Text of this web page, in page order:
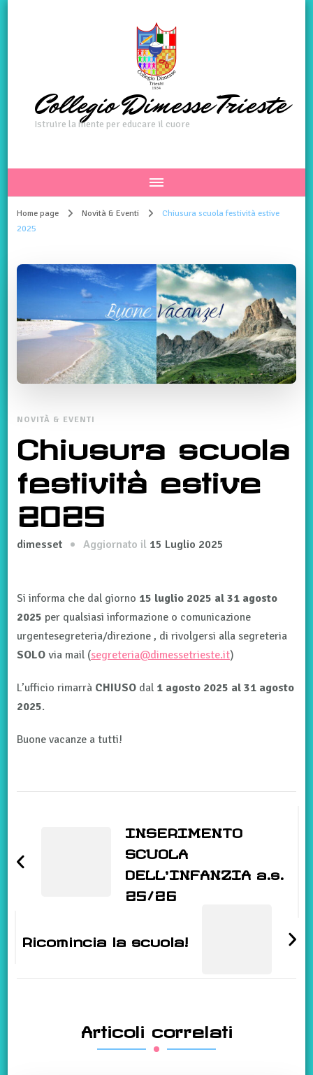
Collegio Dimesse Trieste
Istruire la mente per educare il cuore
Home page Novità & Eventi
Chiusura scuola festività estive
2025
NOVITÀ & EVENTI
Chiusura scuola
festività estive
2025
dimesset Aggiornato il 15 Luglio 2025
Si informa che dal giorno 15 luglio 2025 al 31 agosto
2025 per qualsiasi informazione o comunicazione
urgentesegreteria/direzione , di rivolgersi alla segreteria
SOLOvia mail (segreteria@dimessetrieste.it)
L’ufficio rimarrà CHIUSO dal 1 agosto 2025 al 31 agosto
2025.
Buone vacanze a tutti!
INSERIMENTO
SCUOLA
DELL’INFANZIA a.s.
25/26
Ricomincia la scuola!
Articoli correlati